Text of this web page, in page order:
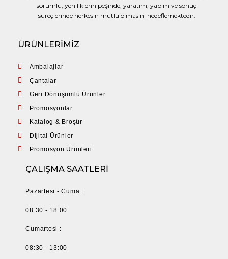
sorumlu, yeniliklerin peşinde, yaratım, yapım ve sonuç
süreçlerinde herkesin mutlu olmasını hedeflemektedir.
ÜRÜNLERİMİZ
Ambalajlar
Çantalar
Geri Dönüşümlü Ürünler
Promosyonlar
Katalog & Broşür
Dijital Ürünler
Promosyon Ürünleri
ÇALIŞMA SAATLERİ
Pazartesi - Cuma :
08:30 - 18:00
Cumartesi :
08:30 - 13:00